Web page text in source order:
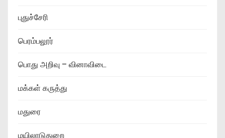
புதுச்சேரி
பெரம்பலூர்
பொது அறிவு – வினாவிடை
மக்கள் கருத்து
மதுரை
மயிலாடுதுறை